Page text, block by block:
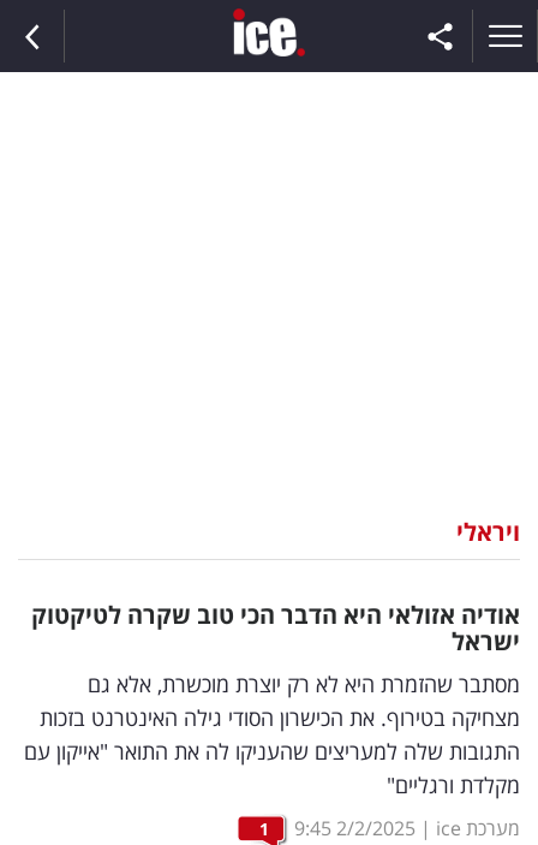
וצרכנות
דיגיטל
וטק
שיווק
ופרסום
משפט
ויראלי
אודיה אזולאי היא הדבר הכי טוב שקרה לטיקטוק
ישראל
מסתבר שהזמרת היא לא רק יוצרת מוכשרת, אלא גם
מצחיקה בטירוף. את הכישרון הסודי גילה האינטרנט בזכות
התגובות שלה למעריצים שהעניקו לה את התואר "אייקון עם
מקלדת ורגליים"
מערכת ice |
2/2/2025
9:45
1